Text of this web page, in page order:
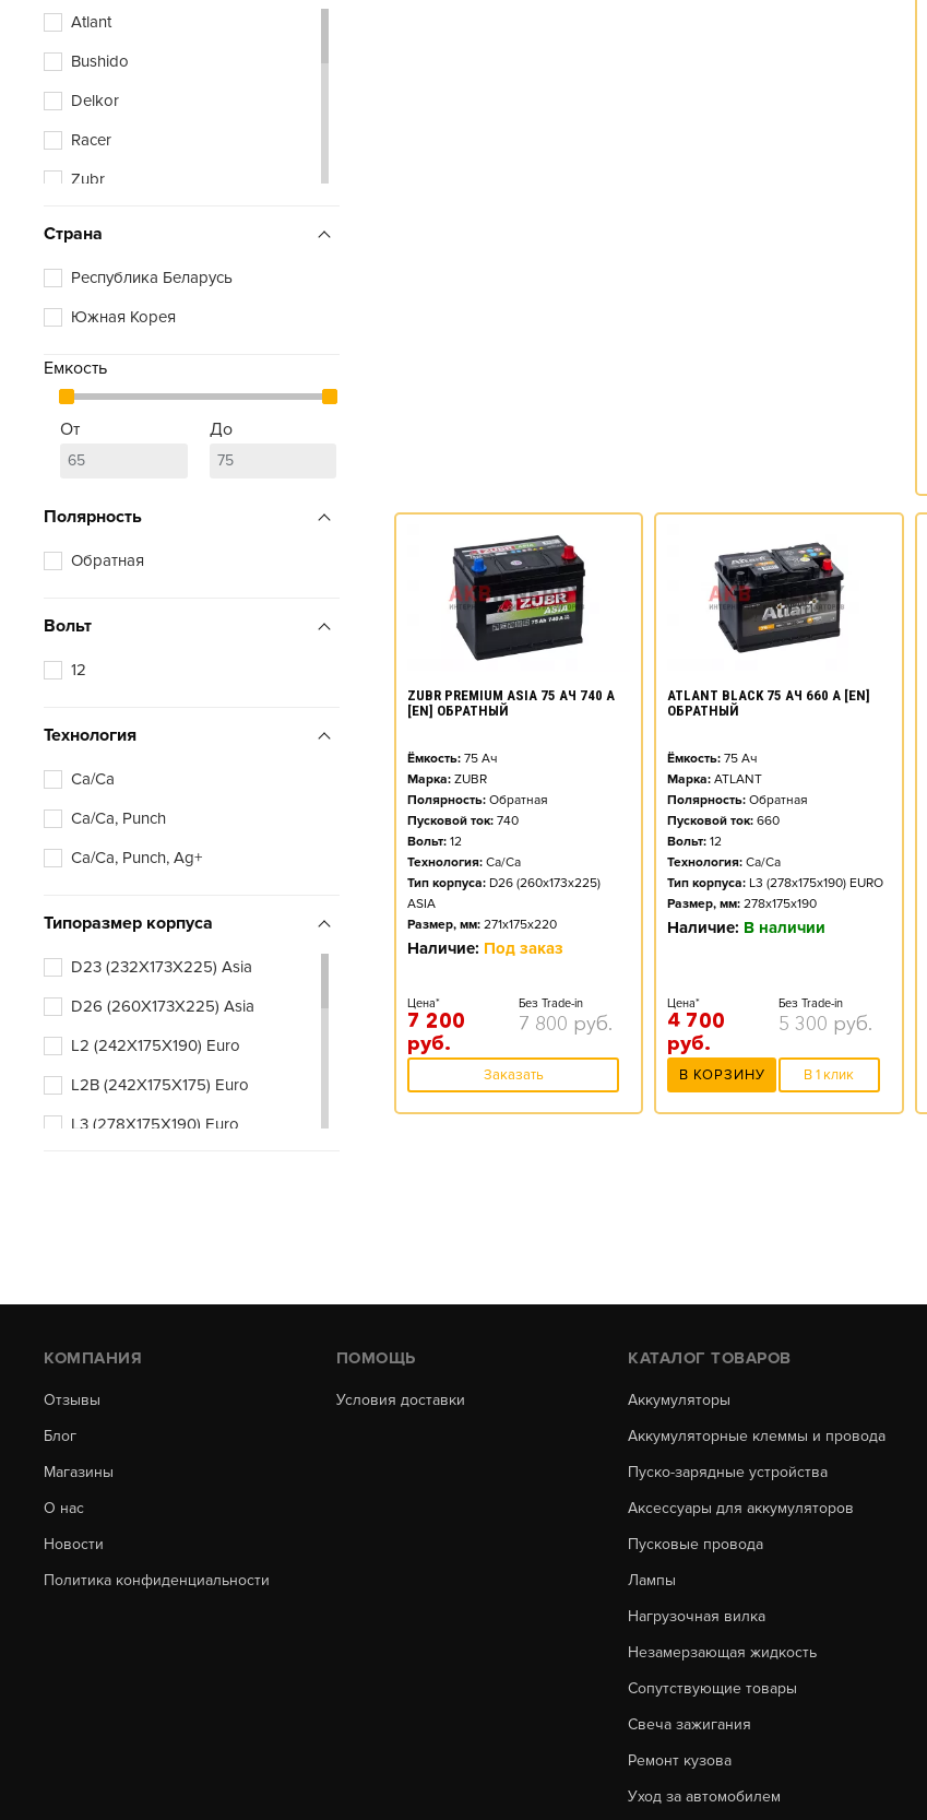
Atlant
Bushido
Delkor
Racer
Zubr
Страна
Республика Беларусь
Южная Корея
Емкость
От До
Полярность
Обратная
Вольт
12
Технология
Ca/Ca
Ca/Ca, Punch
Ca/Ca, Punch, Ag+
Типоразмер корпуса
D23 (232X173X225) Asia
D26 (260X173X225) Asia
L2 (242X175X190) Euro
L2B (242X175X175) Euro
L3 (278X175X190) Euro
ZUBR PREMIUM ASIA 75 АЧ 740 А
[EN] ОБРАТНЫЙ
Ёмкость: 75 Ач
Марка: ZUBR
Полярность: Обратная
Пусковой ток: 740
Вольт: 12
Технология: Ca/Ca
Тип корпуса: D26 (260x173x225)
ASIA
Размер, мм: 271x175x220
Наличие: Под заказ
Цена*
7 200
руб.
Без Trade-in
7 800 руб.
Заказать
ATLANT BLACK 75 АЧ 660 А [EN]
ОБРАТНЫЙ
Ёмкость: 75 Ач
Марка: ATLANT
Полярность: Обратная
Пусковой ток: 660
Вольт: 12
Технология: Ca/Ca
Тип корпуса: L3 (278x175x190) EURO
Размер, мм: 278x175x190
Наличие: В наличии
Цена*
4 700
руб.
Без Trade-in
5 300 руб.
В КОРЗИНУ В 1 клик
КОМПАНИЯ
Отзывы
Блог
Магазины
О нас
Новости
Политика конфиденциальности
ПОМОЩЬ
Условия доставки
КАТАЛОГ ТОВАРОВ
Аккумуляторы
Аккумуляторные клеммы и провода
Пуско-зарядные устройства
Аксессуары для аккумуляторов
Пусковые провода
Лампы
Нагрузочная вилка
Незамерзающая жидкость
Сопутствующие товары
Свеча зажигания
Ремонт кузова
Уход за автомобилем